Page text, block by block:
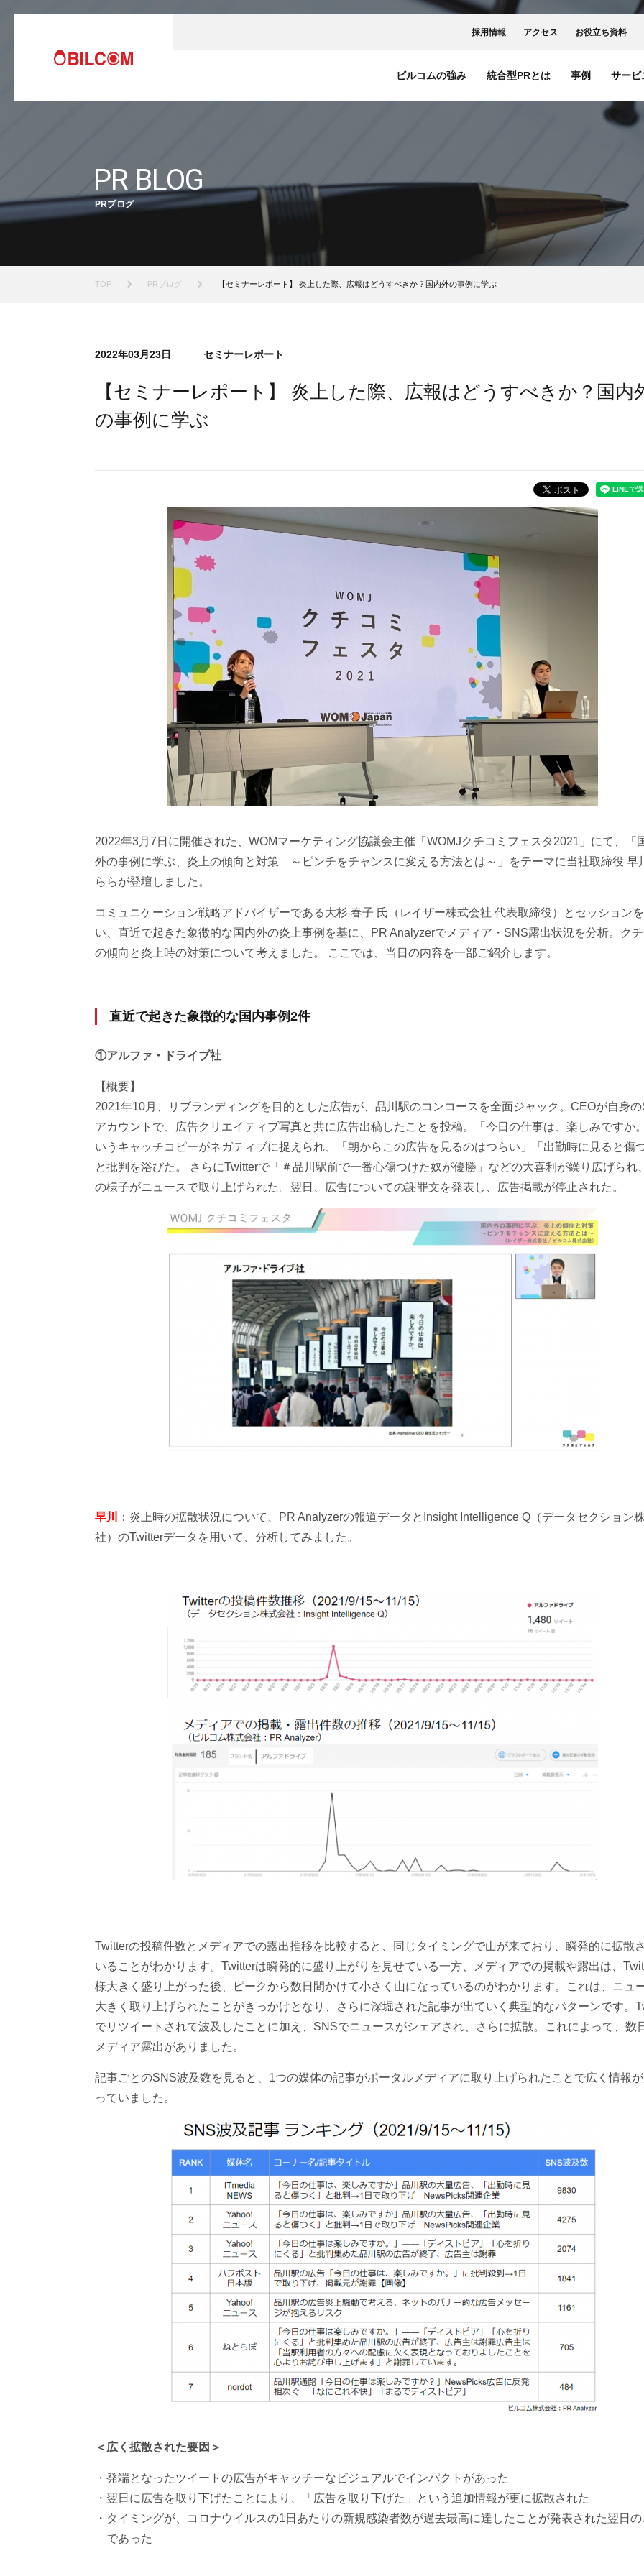
ビルコムの強み 統合型PRとは 事例 サービ
採用情報 アクセス お役立ち資料
PR BLOG
PRブログ
TOP PRブログ 【セミナーレポート】 炎上した際、広報はどうすべきか？国内外の事例に学ぶ
2022年03月23日 セミナーレポート
【セミナーレポート】 炎上した際、広報はどうすべきか？国内
の事例に学ぶ
2022年3月7日に開催された、WOMマーケティング協議会主催「WOMJクチコミフェスタ2021」にて、「
外の事例に学ぶ、炎上の傾向と対策 ～ピンチをチャンスに変える方法とは～」をテーマに当社取締役 早
ららが登壇しました。
コミュニケーション戦略アドバイザーである大杉 春子 氏（レイザー株式会社 代表取締役）とセッション
い、直近で起きた象徴的な国内外の炎上事例を基に、PR Analyzerでメディア・SNS露出状況を分析。ク
の傾向と炎上時の対策について考えました。 ここでは、当日の内容を一部ご紹介します。
直近で起きた象徴的な国内事例2件
①アルファ・ドライブ社
【概要】
2021年10月、リブランディングを目的とした広告が、品川駅のコンコースを全面ジャック。CEOが自身
アカウントで、広告クリエイティブ写真と共に広告出稿したことを投稿。「今日の仕事は、楽しみですか
いうキャッチコピーがネガティブに捉えられ、「朝からこの広告を見るのはつらい」「出勤時に見ると傷
と批判を浴びた。 さらにTwitterで「＃品川駅前で一番心傷つけた奴が優勝」などの大喜利が繰り広げられ
の様子がニュースで取り上げられた。翌日、広告についての謝罪文を発表し、広告掲載が停止された。
早川
：炎上時の拡散状況について、PR Analyzerの報道データとInsight Intelligence Q（データセクション
社）のTwitterデータを用いて、分析してみました。
Twitterの投稿件数とメディアでの露出推移を比較すると、同じタイミングで山が来ており、瞬発的に拡散
いることがわかります。Twitterは瞬発的に盛り上がりを見せている一方、メディアでの掲載や露出は、
様大きく盛り上がった後、ピークから数日間かけて小さく山になっているのがわかります。これは、ニュ
大きく取り上げられたことがきっかけとなり、さらに深堀された記事が出ていく典型的なパターンです。
でリツイートされて波及したことに加え、SNSでニュースがシェアされ、さらに拡散。これによって、数
メディア露出がありました。
記事ごとのSNS波及数を見ると、1つの媒体の記事がポータルメディアに取り上げられたことで広く情報
っていました。
＜広く拡散された要因＞
発端となったツイートの広告がキャッチーなビジュアルでインパクトがあった
翌日に広告を取り下げたことにより、「広告を取り下げた」という追加情報が更に拡散された
タイミングが、コロナウイルスの1日あたりの新規感染者数が過去最高に達したことが発表された翌日
であった